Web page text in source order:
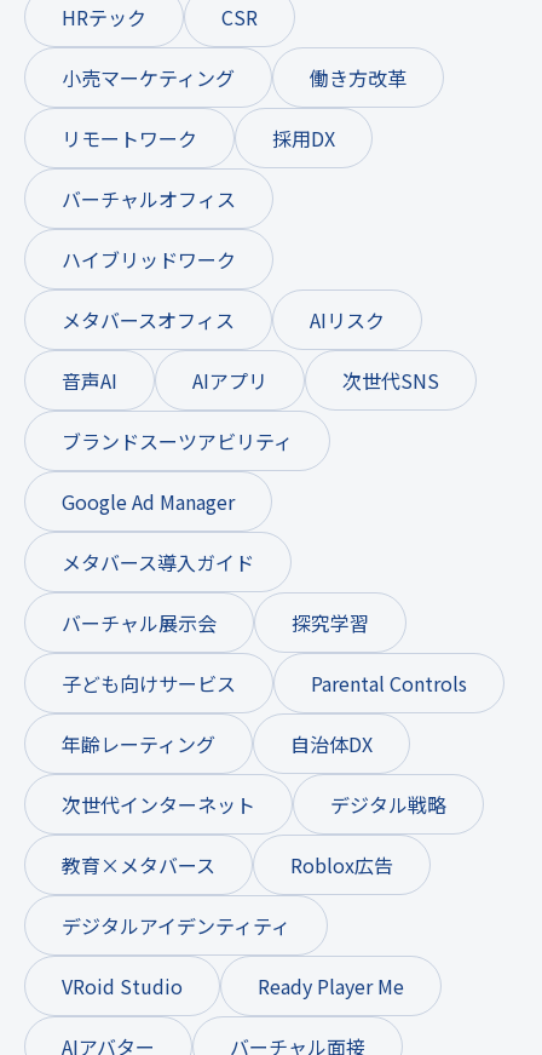
HRテック CSR
小売マーケティング 働き方改革
リモートワーク 採用DX
バーチャルオフィス
ハイブリッドワーク
メタバースオフィス AIリスク
音声AI AIアプリ 次世代SNS
ブランドスーツアビリティ
Google Ad Manager
メタバース導入ガイド
バーチャル展示会 探究学習
子ども向けサービス Parental Controls
年齢レーティング 自治体DX
次世代インターネット デジタル戦略
教育×メタバース Roblox広告
デジタルアイデンティティ
VRoid Studio Ready Player Me
AIアバター バーチャル面接